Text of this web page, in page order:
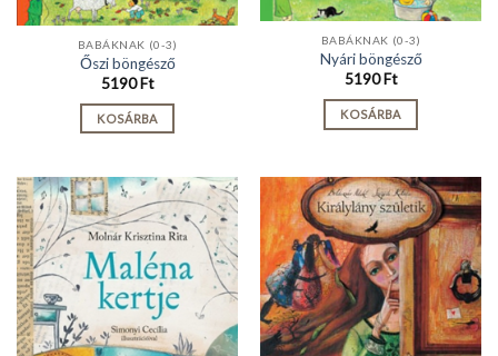
BABÁKNAK (0-3)
Őszi böngésző
5190Ft
KOSÁRBA
BABÁKNAK (0-3)
Nyári böngésző
5190Ft
KOSÁRBA